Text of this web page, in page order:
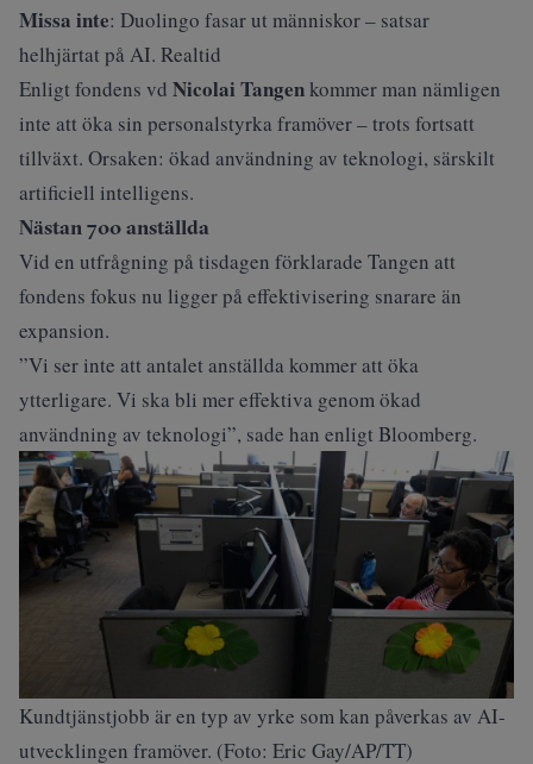
Missa inte: Duolingo fasar ut människor – satsar
helhjärtat på AI. Realtid
Enligt fondens vd Nicolai Tangenkommer man nämligen
inte att öka sin personalstyrka framöver – trots fortsatt
tillväxt. Orsaken: ökad användning av teknologi, särskilt
artificiell intelligens.
Nästan 700 anställda
Vid en utfrågning på tisdagen förklarade Tangen att
fondens fokus nu ligger på effektivisering snarare än
expansion.
”Vi ser inte att antalet anställda kommer att öka
ytterligare. Vi ska bli mer effektiva genom ökad
användning av teknologi”, sade han enligt Bloomberg.
Kundtjänstjobb är en typ av yrke som kan påverkas av AI-
utvecklingen framöver. (Foto: Eric Gay/AP/TT)